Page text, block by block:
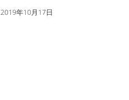
2019年10月17日